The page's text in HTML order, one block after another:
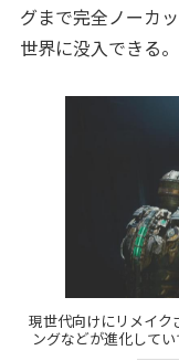
グまで完全ノーカ
世界に没入できる
現世代向けにリメイク
ングなどが進化して